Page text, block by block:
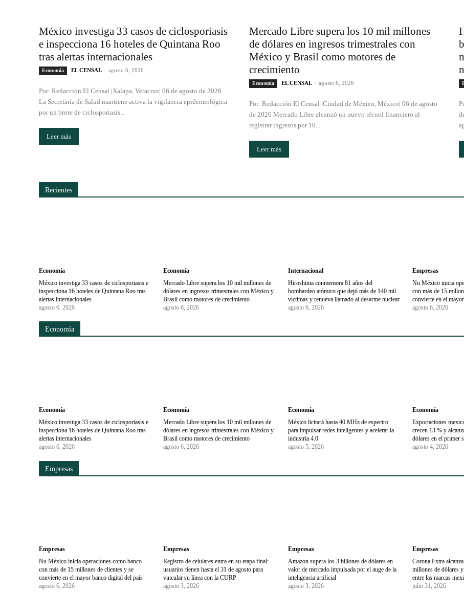
México investiga 33 casos de ciclosporiasis
e inspecciona 16 hoteles de Quintana Roo
tras alertas internacionales
Economía EL CENSAL - agosto 6, 2026
Por: Redacción El Censal |Xalapa, Veracruz| 06 de agosto de 2026
La Secretaría de Salud mantiene activa la vigilancia epidemiológica
por un brote de ciclosporiasis...
Leer más
Mercado Libre supera los 10 mil millones
de dólares en ingresos trimestrales con
México y Brasil como motores de
crecimiento
Economía EL CENSAL - agosto 6, 2026
Por: Redacción El Censal |Ciudad de México, México| 06 de agosto
de 2026 Mercado Libre alcanzó un nuevo récord financiero al
registrar ingresos por 10...
Leer más
Recientes
Economía
México investiga 33 casos de ciclosporiasis e
inspecciona 16 hoteles de Quintana Roo tras
alertas internacionales
agosto 6, 2026
Economía
Mercado Libre supera los 10 mil millones de
dólares en ingresos trimestrales con México y
Brasil como motores de crecimiento
agosto 6, 2026
Internacional
Hiroshima conmemora 81 años del
bombardeo atómico que dejó más de 140 mil
víctimas y renueva llamado al desarme nuclear
agosto 6, 2026
Empresas
Nu México inicia
con más de 15
convierte en el
agosto 6, 2026
Economía
Economía
México investiga 33 casos de ciclosporiasis e
inspecciona 16 hoteles de Quintana Roo tras
alertas internacionales
agosto 6, 2026
Economía
Mercado Libre supera los 10 mil millones de
dólares en ingresos trimestrales con México y
Brasil como motores de crecimiento
agosto 6, 2026
Economía
México licitará hasta 40 MHz de espectro
para impulsar redes inteligentes y acelerar la
industria 4.0
agosto 5, 2026
Economía
Exportaciones
crecen 13 % y
dólares en el primer
agosto 4, 2026
Empresas
Empresas
Nu México inicia operaciones como banco
con más de 15 millones de clientes y se
convierte en el mayor banco digital del país
agosto 6, 2026
Empresas
Registro de celulares entra en su etapa final:
usuarios tienen hasta el 31 de agosto para
vincular su línea con la CURP
agosto 3, 2026
Empresas
Amazon supera los 3 billones de dólares en
valor de mercado impulsada por el auge de la
inteligencia artificial
agosto 3, 2026
Empresas
Corona Extra
millones de dólares
entre las marcas
julio 31, 2026